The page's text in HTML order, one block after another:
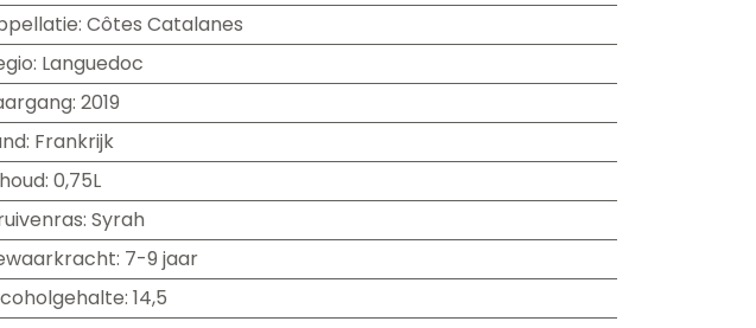
: Côtes Catalanes
: Languedoc
: 2019
: Frankrijk
: 0,75L
: Syrah
: 7-9 jaar
: 14,5